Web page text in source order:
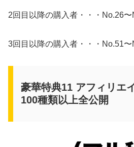
2回目以降の購入者・・・No.26
3回目以降の購入者・・・No.51
豪華特典11 アフィリエ
100種類以上全公開